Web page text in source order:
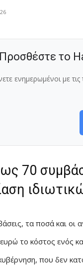
Προσθέστε το
ενημερωμένοι με
70
τα ποσά και οι
το κόστος ενός
που δεν